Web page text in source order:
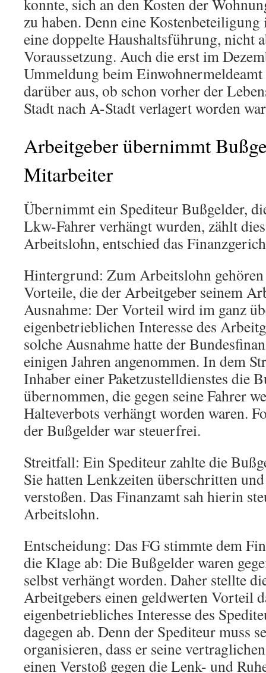
konnte, sich an den Kosten der
zu haben. Denn eine
eine doppelte Haushaltsführung, nicht
Voraussetzung. Auch die erst im
Ummeldung beim
darüber aus, ob schon vorher der
Stadt nach A-Stadt verlagert worden
Arbeitgeber übernimmt
Mitarbeiter
Übernimmt ein Spediteur Bußgelder,
Lkw-Fahrer verhängt wurden, zählt
Arbeitslohn, entschied das
Hintergrund: Zum Arbeitslohn gehören
Vorteile, die der Arbeitgeber seinem
Ausnahme: Der Vorteil wird im ganz
eigenbetrieblichen Interesse des
solche Ausnahme hatte der
einigen Jahren angenommen. In dem
Inhaber einer Paketzustelldienstes die
übernommen, die gegen seine Fahrer
Halteverbots verhängt worden waren.
der Bußgelder war steuerfrei.
Streitfall: Ein Spediteur zahlte die
Sie hatten Lenkzeiten überschritten
verstoßen. Das Finanzamt sah hierin
Arbeitslohn.
Entscheidung: Das FG stimmte dem
die Klage ab: Die Bußgelder waren
selbst verhängt worden. Daher stellte
Arbeitgebers einen geldwerten Vorteil
eigenbetriebliches Interesse des
dagegen ab. Denn der Spediteur muss
organisieren, dass er seine
einen Verstoß gegen die Lenk- und